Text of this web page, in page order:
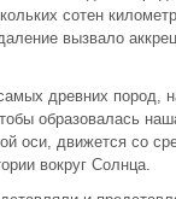
сотен
вызвало
древних пород,
образовалась
оси, движется со
вокруг Солнца.